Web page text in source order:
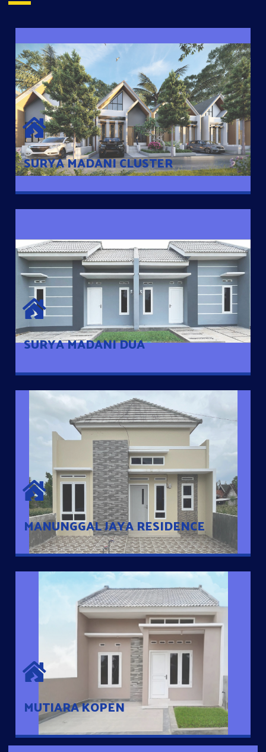
SURYA MADANI CLUSTER
SURYA MADANI CLUSTER
Desain Modern Minimalis dengan Konsep Rumah Pintar
Sehingga Memudahkan Penghuni mengakses rumahnya
dengan Ponsel
SURYA MADANI DUA
SURYA MADANI DUA
Satu-satunya Hunian nyaman dengan harga subsidi hanya 100
jutaan dengan lokasi strategis di Tuban
MANUNGGAL JAYA RESIDENCE
MANUNGGAL JAYA RESIDENCE
Cluster Exclusive dengan one Gate System, terdapat taman
mini dan memiliki jarak 200m dari jalan nasional serta dekat
dengan pusat kota
MUTIARA KOPEN
MUTIARA KOPEN
Hunian nyaman dengan suasana pedesaan. 10 menit dari pusat
kota, 2 menit dari Ring Road